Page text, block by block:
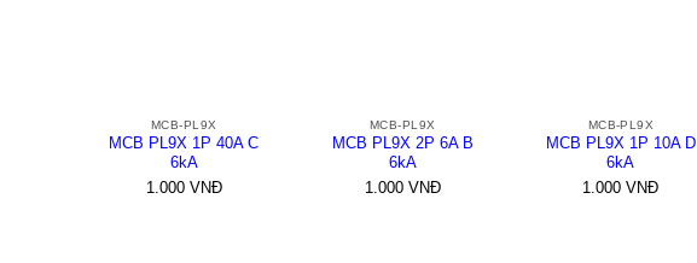
MCB-PL9X
MCB PL9X 1P 40A C
6kA
1.000VNĐ
MCB-PL9X
MCB PL9X 2P 6A B
6kA
1.000VNĐ
MCB-PL9X
MCB PL9X 1P 10A D
6kA
1.000 VNĐ